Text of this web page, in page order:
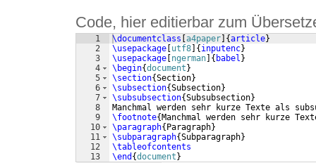
Code, hier editierbar zum
1
2
3
4
5
6
7
8
9
10
11
12
13
\documentclass a4paper {article}
\usepackage utf8 { inputenc}
\usepackage ngerman { babel }
\begin{document }
\section{Section}
\subsection{Subsection}
\subsubsection{Subsubsection}
Manchmal werden sehr kurze Texte als
\footnote{ Manchmal werden sehr kurze
\paragraph{ Paragraph}
\subparagraph{Subparagraph}
\tableofcontents
\end {document }